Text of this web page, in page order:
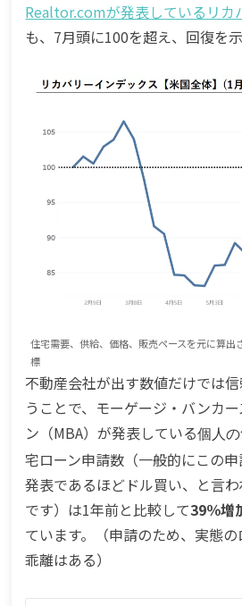
Realtor.comが発表しているリカ
も、7月頭に100を超え、回復を示
住宅需要、供給、価格、販売ペースを元に算
標
不動産会社が出す数値だけでは
うことで、モーゲージ・バンカ
ン（MBA）が発表している個人の
宅ローン申請数（一般的にこの
発表であるほどドル買い、と言
です）は1年前と比較して39％増
ています。（申請のため、実態
乖離はある）